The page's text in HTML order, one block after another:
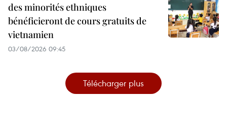
des minorités ethniques
bénéficieront de cours gratuits de
vietnamien
03/08/2026 09:45
Télécharger plus